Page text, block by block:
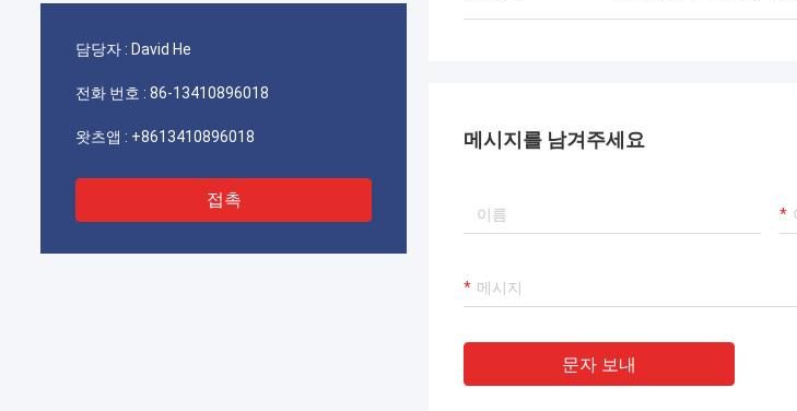
담당자 : David He
전화 번호 : 86-13410896018
왓츠앱 : +8613410896018
접촉
메시지를 남겨주세요
문자 보내